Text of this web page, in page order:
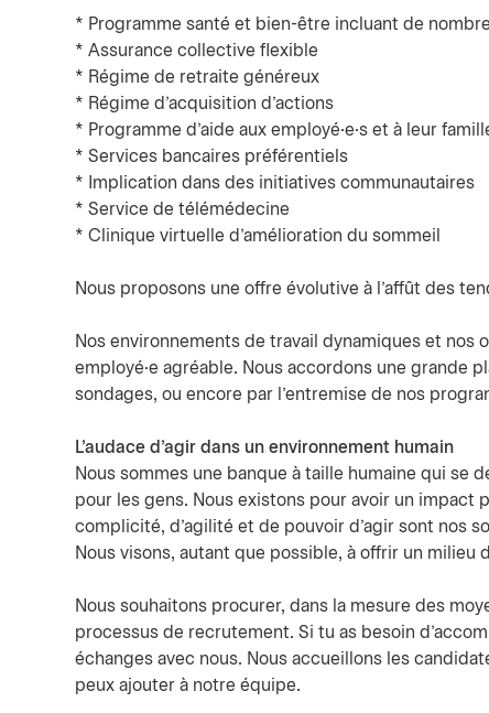
* Programme santé et bien-être incluant de
* Assurance collective flexible
* Régime de retraite généreux
* Régime d’acquisition d’actions
* Programme d’aide aux employé·e·s et à leur
* Services bancaires préférentiels
* Implication dans des initiatives communautaires
* Service de télémédecine
* Clinique virtuelle d’amélioration du sommeil
Nous proposons une offre évolutive à l’affût des
Nos environnements de travail dynamiques et
employé·e agréable. Nous accordons une grande
sondages, ou encore par l’entremise de nos
L'audace d'agir dans un environnement humain
Nous sommes une banque à taille humaine qui se
pour les gens. Nous existons pour avoir un impact
complicité, d’agilité et de pouvoir d’agir sont nos
Nous visons, autant que possible, à offrir un milieu
Nous souhaitons procurer, dans la mesure des
processus de recrutement. Si tu as besoin
échanges avec nous. Nous accueillons les
peux ajouter à notre équipe.